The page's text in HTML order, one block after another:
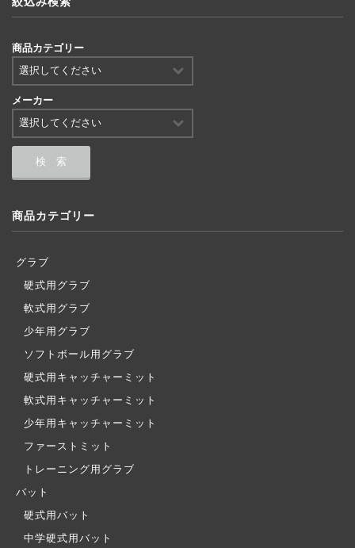
商品カテゴリー
メーカー
商品カテゴリー
グラブ
硬式用グラブ
軟式用グラブ
少年用グラブ
ソフトボール用グラブ
硬式用キャッチャーミット
軟式用キャッチャーミット
少年用キャッチャーミット
ファーストミット
トレーニング用グラブ
バット
硬式用バット
中学硬式用バット